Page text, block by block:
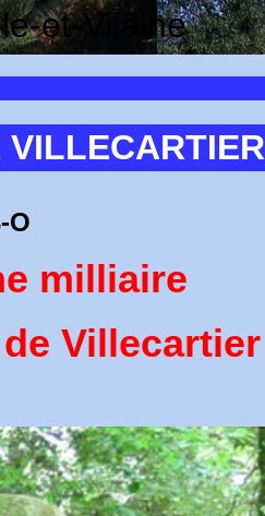
et-Vilaine
O
milliaire
Villecartier